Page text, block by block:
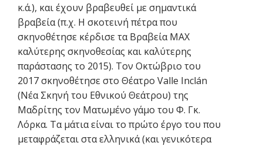
κ.ά.), και έχουν βραβευθεί με σημαντικά
βραβεία (π.χ. Η σκοτεινή πέτρα που
σκηνοθέτησε κέρδισε τα Βραβεία ΜΑΧ
καλύτερης σκηνοθεσίας και καλύτερης
παράστασης το 2015). Τον Οκτώβριο του
2017 σκηνοθέτησε στο Θέατρο Valle Inclán
(Νέα Σκηνή του Εθνικού Θεάτρου) της
Μαδρίτης τον Ματωμένο γάμο του Φ. Γκ.
Λόρκα. Τα μάτια είναι το πρώτο έργο του που
μεταφράζεται στα ελληνικά (και γενικότερα